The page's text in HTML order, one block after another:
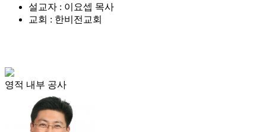
설교자 : 이요셉 목사
교회 : 한비전교회
영적 내부 공사